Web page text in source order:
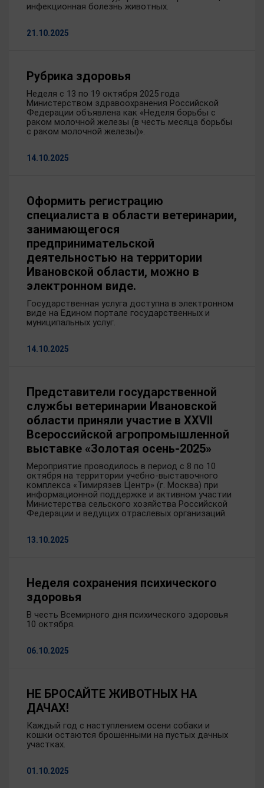
инфекционная болезнь животных.
21.10.2025
Рубрика здоровья
Неделя с 13 по 19 октября 2025 года
Министерством здравоохранения Российской
Федерации объявлена как «Неделя борьбы с
раком молочной железы (в честь месяца борьбы
с раком молочной железы)».
14.10.2025
Оформить регистрацию
специалиста в области ветеринарии,
занимающегося
предпринимательской
деятельностью на территории
Ивановской области, можно в
электронном виде.
Государственная услуга доступна в электронном
виде на Едином портале государственных и
муниципальных услуг.
14.10.2025
Представители государственной
службы ветеринарии Ивановской
области приняли участие в XXVII
Всероссийской агропромышленной
выставке «Золотая осень-2025»
Мероприятие проводилось в период с 8 по 10
октября на территории учебно-выставочного
комплекса «Тимирязев Центр» (г. Москва) при
информационной поддержке и активном участии
Министерства сельского хозяйства Российской
Федерации и ведущих отраслевых организаций.
13.10.2025
Неделя сохранения психического
здоровья
В честь Всемирного дня психического здоровья
10 октября.
06.10.2025
НЕ БРОСАЙТЕ ЖИВОТНЫХ НА
ДАЧАХ!
Каждый год с наступлением осени собаки и
кошки остаются брошенными на пустых дачных
участках.
01.10.2025